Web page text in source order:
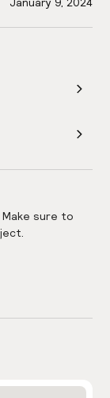
January 9, 2024
Make sure to